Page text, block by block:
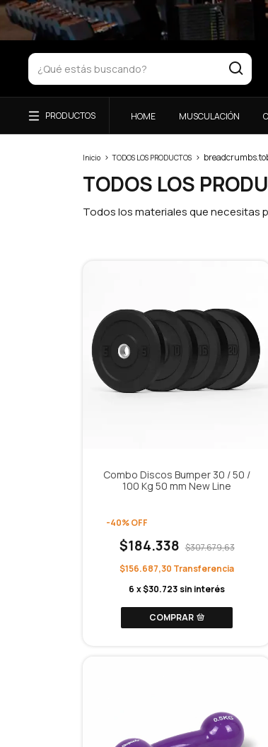
HOME MUSCULACIÓN
Inicio > TODOS LOS PRODUCTOS >
TODOS LOS
Todos los materiales que necesitas
Combo Discos Bumper 30 / 50 /
100 Kg 50 mm New Line
-40%OFF
$184.338 $307.679,63
$156.687,30
6 x$30.723 sin interés
COMPRAR